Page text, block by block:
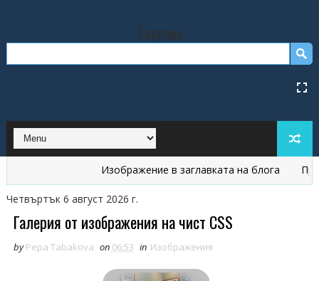
Търсене
Изображение в заглавката на блога
Четвъртък 6 август 2026 г.
Галерия от изображения на чист CSS
by Pepa Tabakova on 06:53 in Изображения